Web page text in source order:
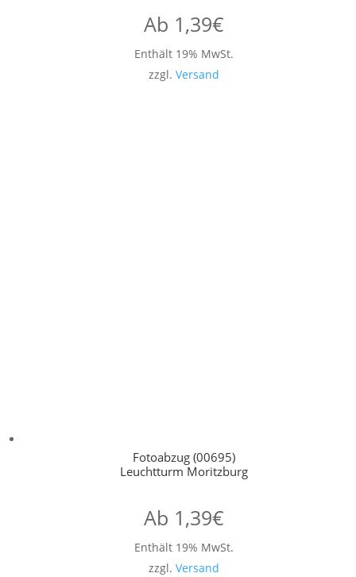
Ab 1,39€
Enthält 19% MwSt.
zzgl. Versand
Fotoabzug (00695)
Leuchtturm Moritzburg
Ab 1,39€
Enthält 19% MwSt.
zzgl. Versand